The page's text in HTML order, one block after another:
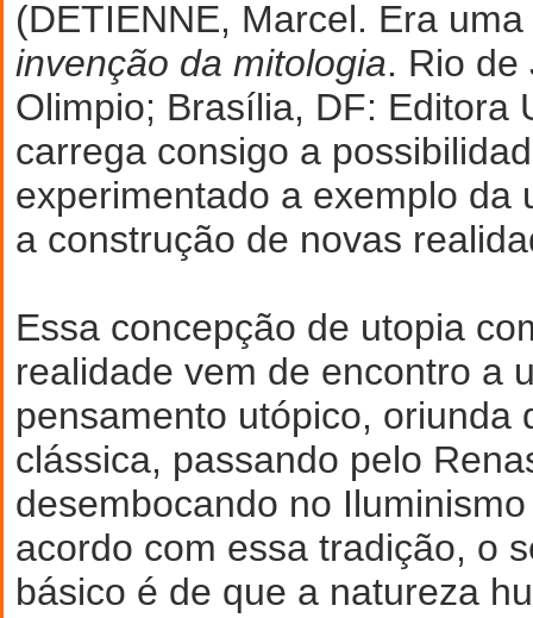
(DETIENNE, Marcel. Era
invenção da mitologia. Rio de
Olimpio; Brasília, DF: Editora
carrega consigo a
experimentado a exemplo da
a construção de novas
Essa concepção de utopia
realidade vem de encontro a
pensamento utópico, oriunda
clássica, passando pelo
desembocando no
acordo com essa tradição, o
básico é de que a natureza